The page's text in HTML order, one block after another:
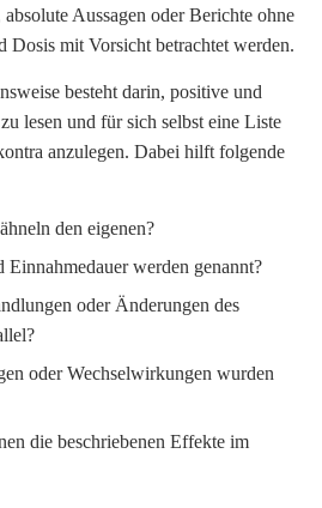
Aussagen oder Berichte ohne
Dosis mit Vorsicht betrachtet werden.
besteht darin, positive und
lesen und für sich selbst eine Liste
anzulegen. Dabei hilft folgende
den eigenen?
werden genannt?
oder Änderungen des
oder Wechselwirkungen wurden
die beschriebenen Effekte im